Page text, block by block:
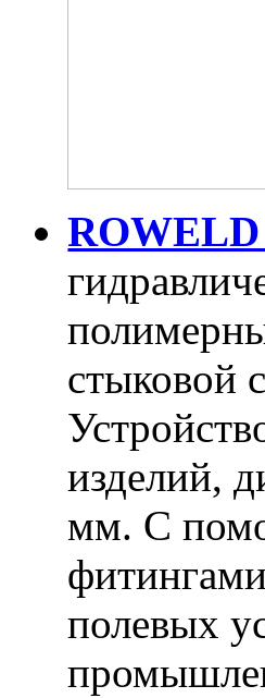
ROWELD
стыковой
изделий,
мм. С
полевых